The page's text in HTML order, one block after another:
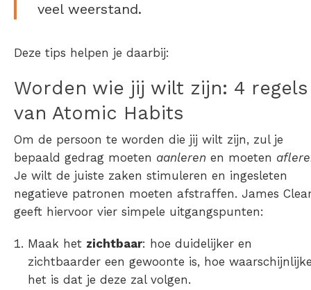
veel weerstand.
Deze tips helpen je daarbij:
Worden wie jij wilt zijn: 4 regels
van Atomic Habits
Om de persoon te worden die jij wilt zijn, zul je
bepaald gedrag moeten aanleren en moeten
Je wilt de juiste zaken stimuleren en ingesleten
negatieve patronen moeten afstraffen. James
geeft hiervoor vier simpele uitgangspunten:
Maak het zichtbaar: hoe duidelijker en
zichtbaarder een gewoonte is, hoe
het is dat je deze zal volgen.